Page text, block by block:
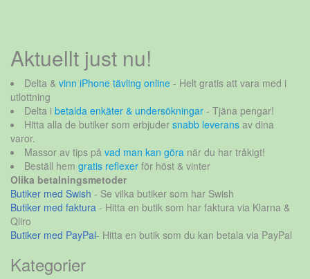
Aktuellt just nu!
Delta & vinn iPhone tävling online - Helt gratis att vara med i
utlottning
Delta i betalda enkäter & undersökningar - Tjäna pengar!
Hitta alla de butiker som erbjuder snabb leverans av dina
varor.
Massor av tips på vad man kan göra när du har tråkigt!
Beställ hem gratis reflexer för höst & vinter
Olika betalningsmetoder
Butiker med Swish - Se vilka butiker som har Swish
Butiker med faktura - Hitta en butik som har faktura via Klarna &
Qliro
Butiker med PayPal- Hitta en butik som du kan betala via PayPal
Kategorier